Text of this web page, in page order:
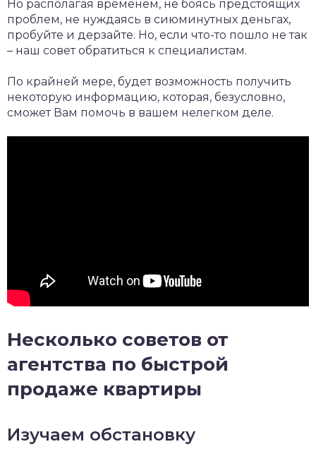
Но располагая временем, не боясь предстоящих
проблем, не нуждаясь в сиюминутных деньгах,
пробуйте и дерзайте. Но, если что-то пошло не так
– наш совет обратиться к специалистам.
По крайней мере, будет возможность получить
некоторую информацию, которая, безусловно,
сможет Вам помочь в вашем нелегком деле.
Несколько советов от
агентства по быстрой
продаже квартиры
Изучаем обстановку